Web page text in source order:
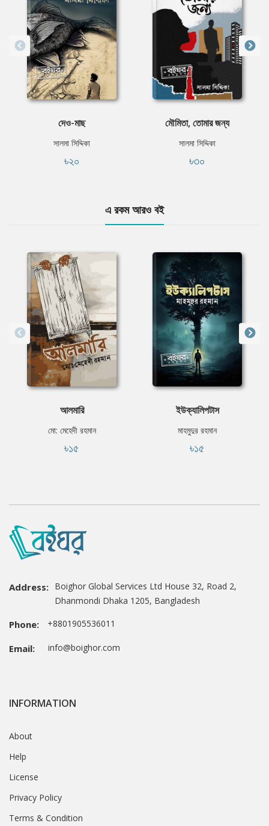
দেও-মাছ
সালমা সিদ্দিকা
৳২০
মৌমিতা, তোমার জন্য
সালমা সিদ্দিকা
৳৩০
এ রকম আরও বই
আলমারি
মো: মেহেদী রহমান
৳১৫
ইউক্যালিপটাস
মাহমুদুর রহমান
৳১৫
Address: Boighor Global Services Ltd House 32, Road 2,
Dhanmondi Dhaka 1205, Bangladesh
Phone: +8801905536011
Email: info@boighor.com
INFORMATION
About
Help
License
Privacy Policy
Terms & Condition